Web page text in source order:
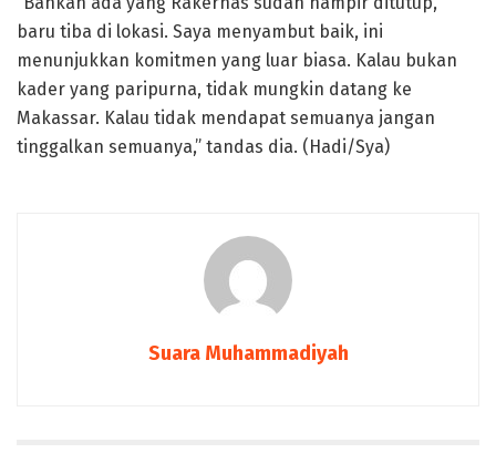
baru tiba di lokasi. Saya menyambut baik, ini
menunjukkan komitmen yang luar biasa. Kalau bukan
kader yang paripurna, tidak mungkin datang ke
Makassar. Kalau tidak mendapat semuanya jangan
tinggalkan semuanya,” tandas dia. (Hadi/Sya)
Suara Muhammadiyah